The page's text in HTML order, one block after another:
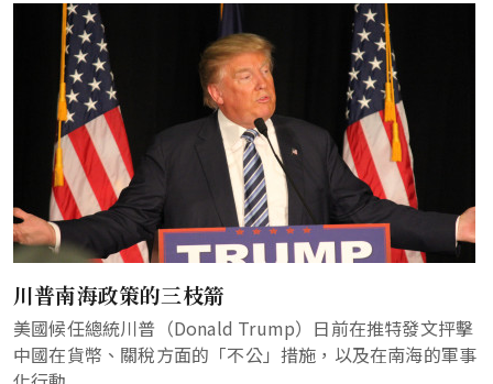
川普南海政策的三枝箭
美國候任總統川普（Donald Trump）日前在推特發文抨擊
中國在貨幣、關稅方面的「不公」措施，以及在南海的軍事